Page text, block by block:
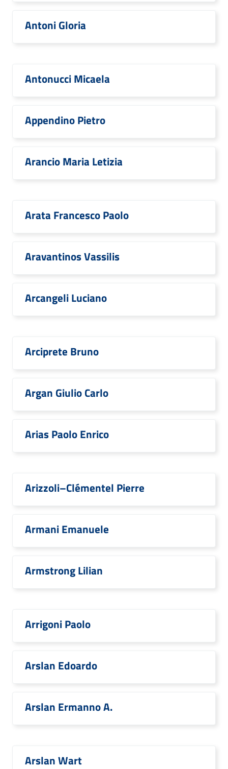
Antoni Gloria
Antonucci Micaela
Appendino Pietro
Arancio Maria Letizia
Arata Francesco Paolo
Aravantinos Vassilis
Arcangeli Luciano
Arciprete Bruno
Argan Giulio Carlo
Arias Paolo Enrico
Arizzoli–Clémentel Pierre
Armani Emanuele
Armstrong Lilian
Arrigoni Paolo
Arslan Edoardo
Arslan Ermanno A.
Arslan Wart